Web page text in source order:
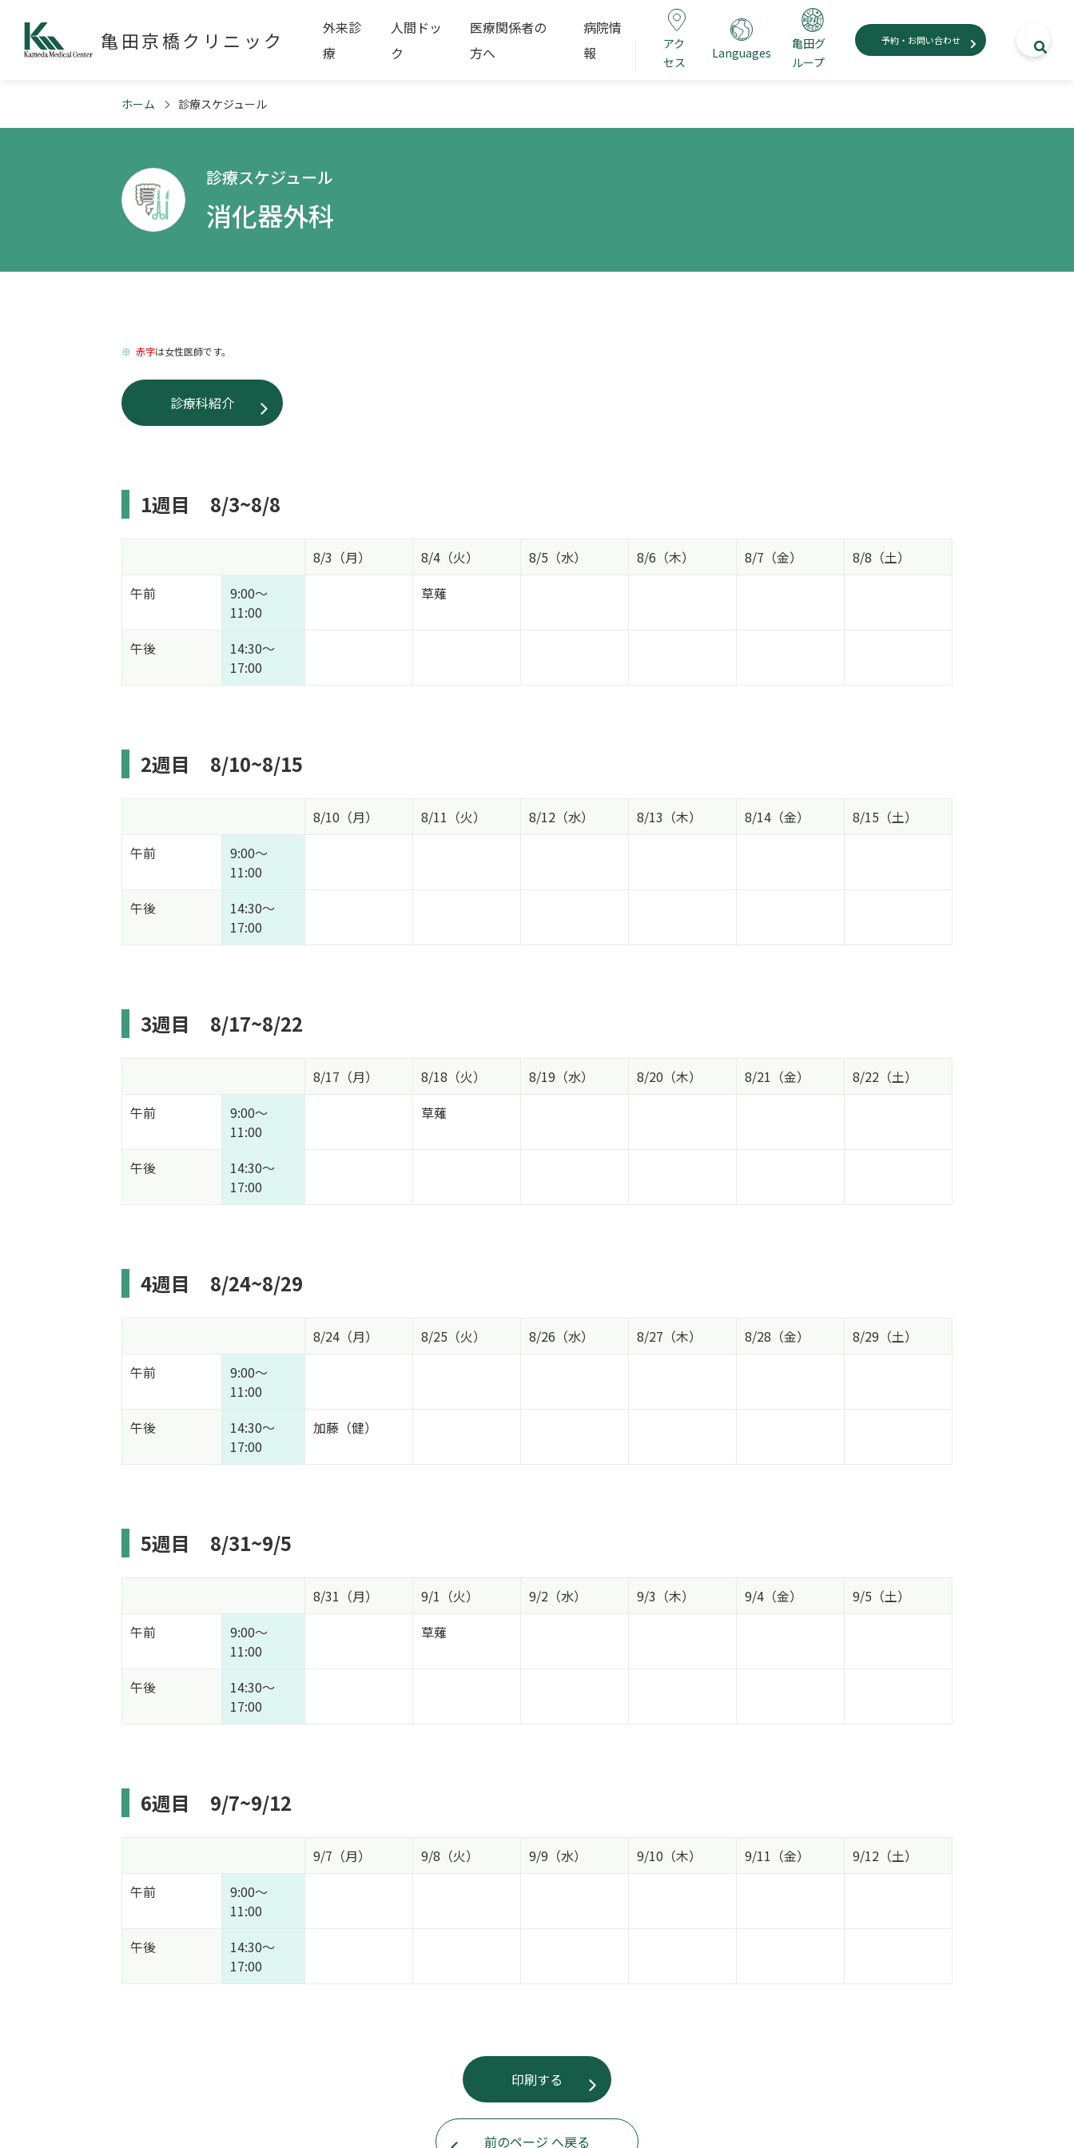
亀田京橋クリニック
外来診
療
人間ドッ
ク
医療関係者の
方へ
病院情
報
アク
セス
Languages
亀田グ
ループ
予約・お問い合わせ
ホーム 診療スケジュール
診療スケジュール
消化器外科
赤字は女性医師です。
診療科紹介
1週目 8/3~8/8
8/3（月） 8/4（火） 8/5（水） 8/6（木） 8/7（金）
8/8（土）
午前
9:00～
11:00
草薙
午後
14:30～
17:00
2週目 8/10~8/15
8/10（月） 8/11（火） 8/12（水） 8/13（木） 8/14（金）
8/15（土）
午前
9:00～
11:00
午後
14:30～
17:00
3週目 8/17~8/22
8/17（月） 8/18（火） 8/19（水） 8/20（木） 8/21（金）
8/22（土）
午前
9:00～
11:00
草薙
午後
14:30～
17:00
4週目 8/24~8/29
8/24（月） 8/25（火） 8/26（水） 8/27（木） 8/28（金）
8/29（土）
午前
9:00～
11:00
午後
14:30～
17:00
加藤（健）
5週目 8/31~9/5
8/31（月） 9/1（火） 9/2（水） 9/3（木） 9/4（金）
9/5（土）
午前
9:00～
11:00
草薙
午後
14:30～
17:00
6週目 9/7~9/12
9/7（月） 9/8（火） 9/9（水） 9/10（木） 9/11（金）
9/12（土）
午前
9:00～
11:00
午後
14:30～
17:00
印刷する
前のページ へ戻る